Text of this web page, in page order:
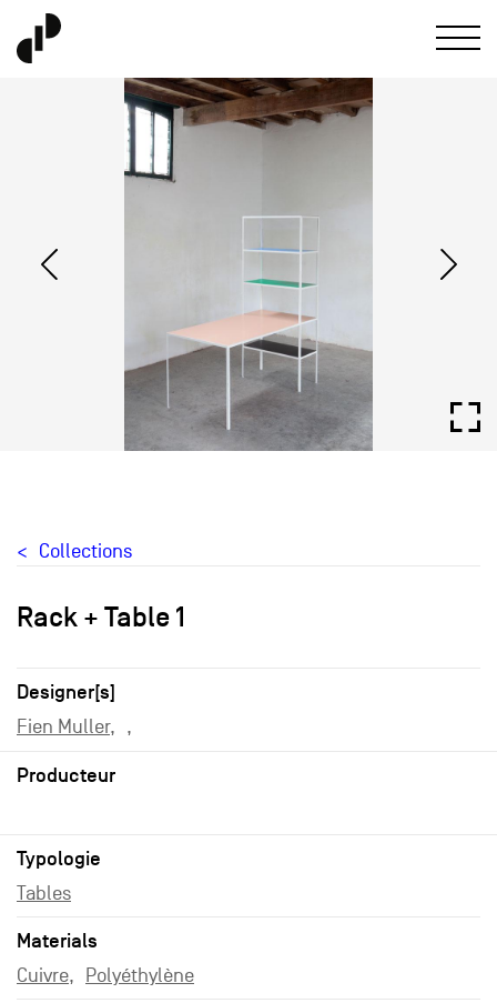
Collections
Rack + Table 1
Designer[s]
Fien Muller
Producteur
Typologie
Tables
Materials
Cuivre Polyéthylène